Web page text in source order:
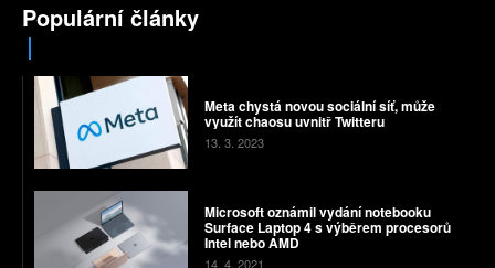
Populární články
Meta chystá novou sociální síť, může
využít chaosu uvnitř Twitteru
13. 3. 2023
Microsoft oznámil vydání notebooku
Surface Laptop 4 s výběrem procesorů
Intel nebo AMD
14. 4. 2021